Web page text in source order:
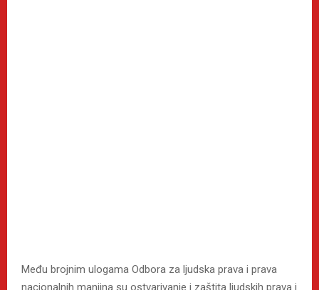
Među brojnim ulogama Odbora za ljudska prava i prava
nacionalnih manjina su ostvarivanje i zaštita ljudskih prava i